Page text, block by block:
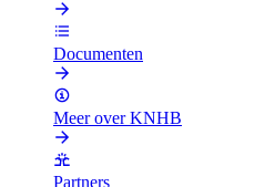
Documenten
Meer over KNHB
Partners